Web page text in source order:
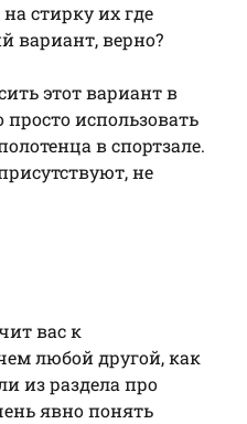
стирку их где
вариант, верно?
этот вариант в
использовать
в спортзале.
не
вас к
любой другой, как
из раздела про
явно понять